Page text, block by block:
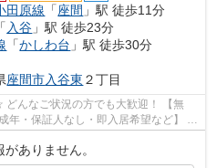
田原線 「座間 」駅 徒歩11分
「 入谷 」駅 徒歩23分
「かしわ台 」駅 徒歩30分
座間市入谷東 ２丁目
んなご状況の方でも大歓迎！ 【無
年・保証人なし・即入居希望など】 ネ
す‼ ...
ありません。